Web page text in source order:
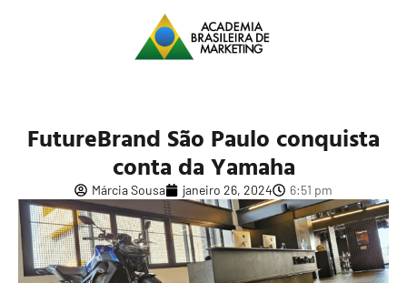
FutureBrand São Paulo conquista
conta da Yamaha
Márcia Sousa janeiro 26, 2024 6:51 pm